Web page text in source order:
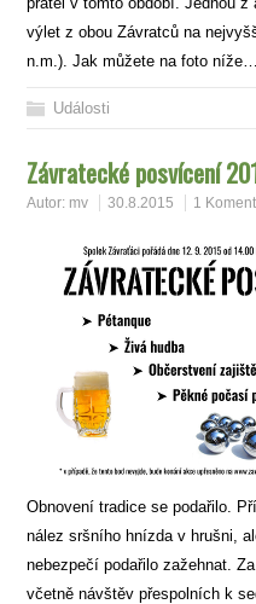
výlet z obou Závratců na
n.m.). Jak můžete na foto
Události
Závratecké posvícení
Autor: mv 30.8.2015 1
Obnovení tradice se podařilo.
nález sršního hnízda v hrušni,
nebezpečí podařilo zažehnat.
včetně návštěv přespolních k